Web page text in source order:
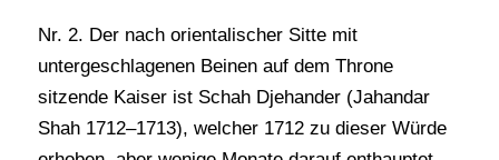
Nr. 2. Der nach orientalischer Sitte mit
untergeschlagenen Beinen auf dem Throne
sitzende Kaiser ist Schah Djehander (Jahandar
Shah 1712–1713), welcher 1712 zu dieser Würde